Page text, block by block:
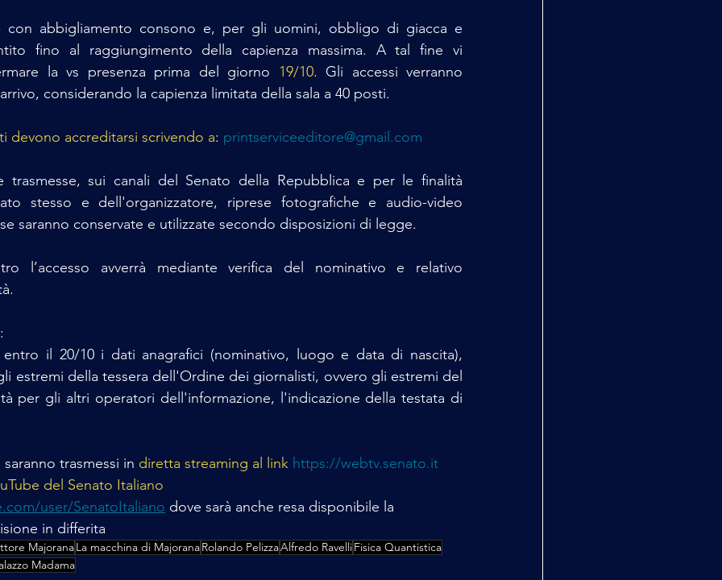
con abbigliamento consono e, per gli uomini, obbligo di giacca e
fino al raggiungimento della capienza massima. A tal fine vi
la vs presenza prima del giorno
19/10. Gli accessi verranno
considerando la capienza limitata della sala a 40 posti.
devono accreditarsi scrivendo a: printserviceeditore@gmail.com
trasmesse, sui canali del Senato della Repubblica e per le finalità
stesso e dell'organizzatore, riprese fotografiche e audio-video
saranno conservate e utilizzate secondo disposizioni di legge.
l’accesso avverrà mediante verifica del nominativo e relativo
:
il 20/10 i dati anagrafici (nominativo, luogo e data di nascita),
estremi della tessera dell'Ordine dei giornalisti, ovvero gli estremi del
per gli altri operatori dell'informazione, l'indicazione della testata di
trasmessi in diretta streaming al link https://webtv.senato.it
del Senato Italiano
user/SenatoItaliano dove sarà anche resa disponibile la
in differita
MajoranaLa macchina di MajoranaRolando PelizzaAlfredo RavelliFisica Quantistica
Madama